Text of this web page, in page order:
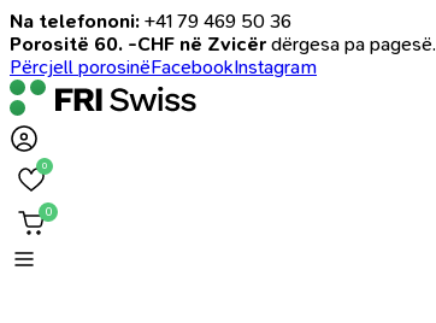
Na telefononi: +41 79 469 50 36
Porositë 60. -CHF në Zvicër dërgesa pa pagesë.
Përcjell porosinëFacebookInstagram
0
0